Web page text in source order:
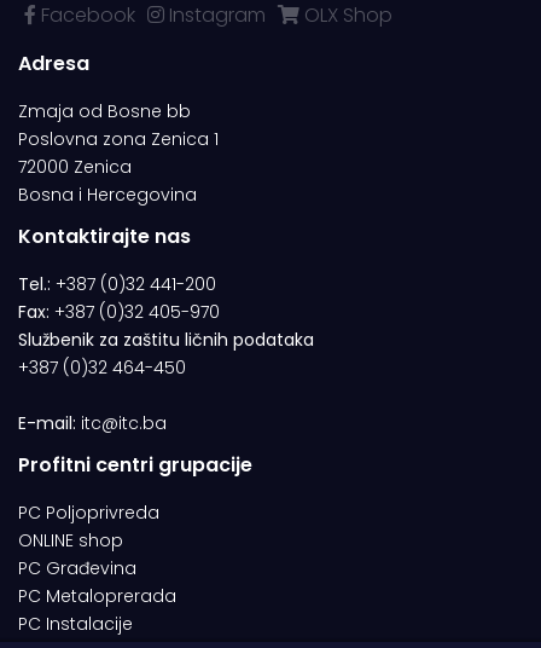
Facebook Instagram
OLX Shop
Adresa
Zmaja od Bosne bb
Poslovna zona Zenica 1
72000 Zenica
Bosna i Hercegovina
Kontaktirajte nas
Tel.: +387 (0)32 441-200
Fax: +387 (0)32 405-970
Službenik za zaštitu ličnih podataka
+387 (0)32 464-450
E-mail: itc@itc.ba
Profitni centri grupacije
PC Poljoprivreda
ONLINE shop
PC Građevina
PC Metaloprerada
PC Instalacije